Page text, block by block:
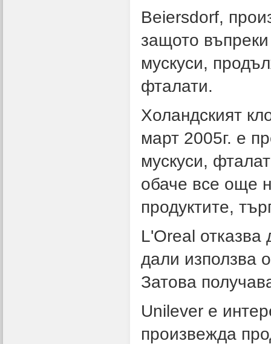
Beiersdorf,
защото
мускуси,
фталати.
Холандският
март 2005г. е
мускуси,
обаче все още
продуктите,
L'Oreal
дали използва
Затова
Unilever е
произвежда